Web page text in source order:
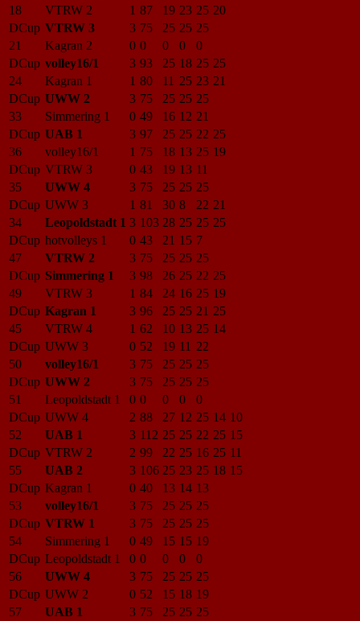
18
VTRW 2 1 87 19 23 25 20
DCup VTRW 3 3 75 25 25 25
21
Kagran 2 0 0 0 0
0
DCup volley16/1 3 93 25 18 25 25
24
Kagran 1 1 80 11 25 23 21
DCup UWW 2 3 75 25 25 25
33
Simmering 1 0 49 16 12 21
DCup UAB 1 3 97 25 25 22 25
36
volley16/1 1 75 18 13 25 19
DCup VTRW 3 0 43 19 13 11
35
UWW 4 3 75 25 25 25
DCup UWW 3 1 81 30 8 22 21
34
Leopoldstadt 1 3 103 28 25 25 25
DCup hotvolleys 1 0 43 21 15 7
47
VTRW 2 3 75 25 25 25
DCup Simmering 1 3 98 26 25 22 25
49
VTRW 3 1 84 24 16 25 19
DCup Kagran 1 3 96 25 25 21 25
45
VTRW 4 1 62 10 13 25 14
DCup UWW 3 0 52 19 11 22
50
volley16/1 3 75 25 25 25
DCup UWW 2 3 75 25 25 25
51
Leopoldstadt 1 0 0 0 0
0
DCup UWW 4 2 88 27 12 25 14 10
52
UAB 1 3 112 25 25 22 25 15
DCup VTRW 2 2 99 22 25 16 25 11
55
UAB 2 3 106 25 23 25 18 15
DCup Kagran 1 0 40 13 14 13
53
volley16/1 3 75 25 25 25
DCup VTRW 1 3 75 25 25 25
54
Simmering 1 0 49 15 15 19
DCup Leopoldstadt 1 0 0 0 0
0
56
UWW 4 3 75 25 25 25
DCup UWW 2 0 52 15 18 19
57
UAB 1 3 75 25 25 25